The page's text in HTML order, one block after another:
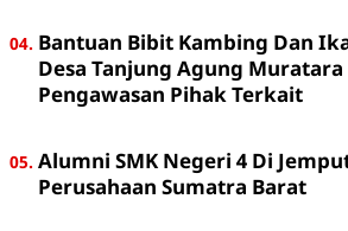
Bantuan Bibit Kambing Dan
Desa Tanjung Agung
Pengawasan Pihak Terkait
Alumni SMK Negeri 4 Di
Perusahaan Sumatra Barat